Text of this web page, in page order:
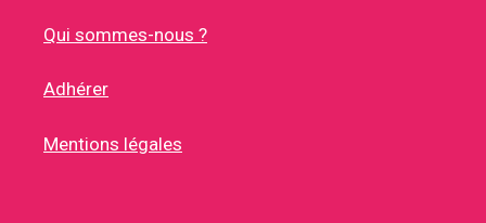
Qui sommes-nous ?
Adhérer
Mentions légales